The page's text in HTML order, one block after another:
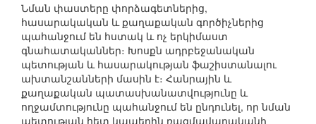
Նման փաստերը փորձագետներից,
հասարակական և քաղաքական գործիչներից
պահանջում են հստակ և ոչ երկիմաստ
գնահատականներ։ Խոսքն ադրբեջանական
պետության և հասարակության ֆաշիստանալու
ախտանշանների մասին է։ Հանրային և
քաղաքական պատասխանատվությունը և
ողջամտությունը պահանջում են ընդունել, որ նման
պետության հետ կապերին ռազմավարականի